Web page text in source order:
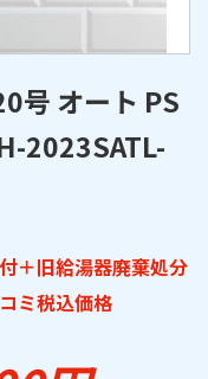
号 オート PS
2023SATL-
＋旧給湯器廃棄処分
ミ税込価格